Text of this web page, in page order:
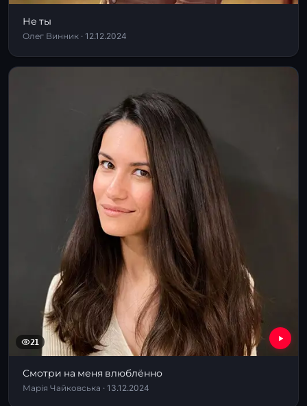
Не ты
Олег Винник · 12.12.2024
21
Смотри на меня влюблённо
Марія Чайковська · 13.12.2024